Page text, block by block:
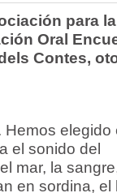
para la
Oral
Contes,
Hemos elegido
el sonido del
mar, la
en sordina, el